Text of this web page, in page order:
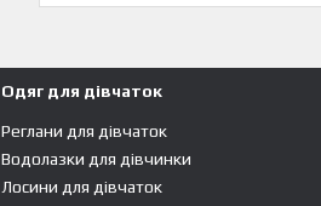
Одяг для дівчаток
Реглани для дівчаток
Водолазки для дівчинки
Лосини для дівчаток